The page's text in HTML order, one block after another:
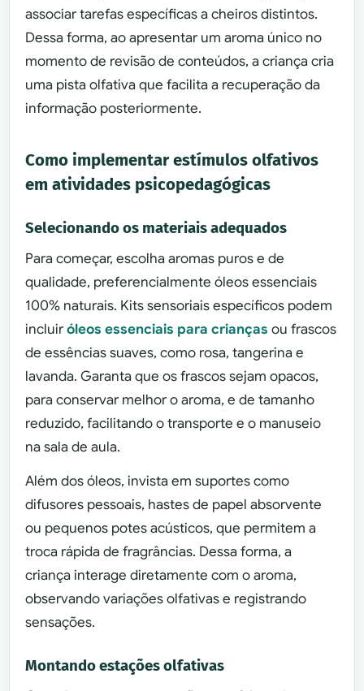
associar tarefas específicas a cheiros distintos.
Dessa forma, ao apresentar um aroma único no
momento de revisão de conteúdos, a criança cria
uma pista olfativa que facilita a recuperação da
informação posteriormente.
Como implementar estímulos olfativos
em atividades psicopedagógicas
Selecionando os materiais adequados
Para começar, escolha aromas puros e de
qualidade, preferencialmente óleos essenciais
100% naturais. Kits sensoriais específicos podem
incluiróleos essenciais para crianças ou frascos
de essências suaves, como rosa, tangerina e
lavanda. Garanta que os frascos sejam opacos,
para conservar melhor o aroma, e de tamanho
reduzido, facilitando o transporte e o manuseio
na sala de aula.
Além dos óleos, invista em suportes como
difusores pessoais, hastes de papel absorvente
ou pequenos potes acústicos, que permitem a
troca rápida de fragrâncias. Dessa forma, a
criança interage diretamente com o aroma,
observando variações olfativas e registrando
sensações.
Montando estações olfativas